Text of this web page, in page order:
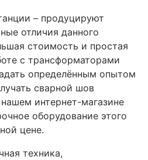
– продуцируют
отличия данного
стоимость и простая
с трансформаторами
определённым опытом
сварной шов
интернет-магазине
оборудование этого
цене.
техника,